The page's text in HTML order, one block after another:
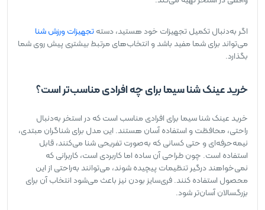
اگر به‌دنبال تکمیل تجهیزات خود هستید، دستهتجهیزات ورزش شنا
می‌تواند برای شما مفید باشد و انتخاب‌های مرتبط بیشتری پیش روی شما
بگذارد.
خرید عینک شنا سیما برای چه افرادی مناسب‌تر است؟
خرید عینک شنا سیما برای افرادی مناسب است که در استخر به‌دنبال
راحتی، محافظت و استفاده آسان هستند. این مدل برای شناگران مبتدی،
نیمه‌حرفه‌ای و حتی کسانی که به‌صورت تفریحی شنا می‌کنند، قابل
استفاده است. چون طراحی آن ساده اما کاربردی است، کاربرانی که
نمی‌خواهند درگیر تنظیمات پیچیده شوند، می‌توانند به‌راحتی از این
محصول استفاده کنند. فری‌سایز بودن نیز باعث می‌شود انتخاب آن برای
بزرگسالان آسان‌تر شود.